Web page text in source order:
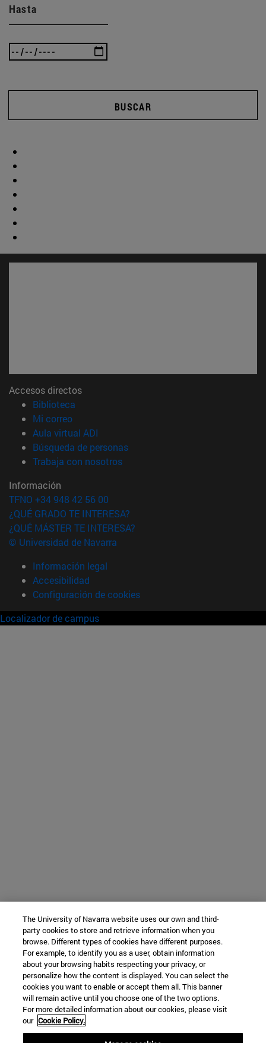
Hasta
BUSCAR
Accesos directos
Biblioteca
Mi correo(abre en nueva ventana)
Aula virtual ADI
Búsqueda de personas(abre en nueva ventana)
Trabaja con nosotros(abre en nueva ventana)
Información
TFNO +34 948 42 56 00
¿QUÉ GRADO TE INTERESA?
¿QUÉ MÁSTER TE INTERESA?
© Universidad de Navarra
Información legal
Accesibilidad
Configuración de cookies
Localizador de campus
The University of Navarra website uses our own and third-
party cookies to store and retrieve information when you
browse. Different types of cookies have different purposes.
For example, to identify you as a user, obtain information
about your browsing habits respecting your privacy, or
personalize how the content is displayed. You can select the
cookies you want to enable or accept them all. This banner
will remain active until you choose one of the two options.
For more detailed information about our cookies, please visit
our Cookie Policy.